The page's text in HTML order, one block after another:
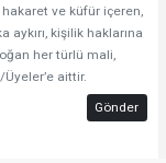
hakaret ve küfür içeren,
aykırı, kişilik haklarına
her türlü mali,
aittir.
Gönder